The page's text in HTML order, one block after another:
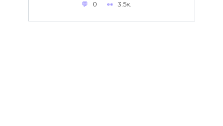
0 3.5к.